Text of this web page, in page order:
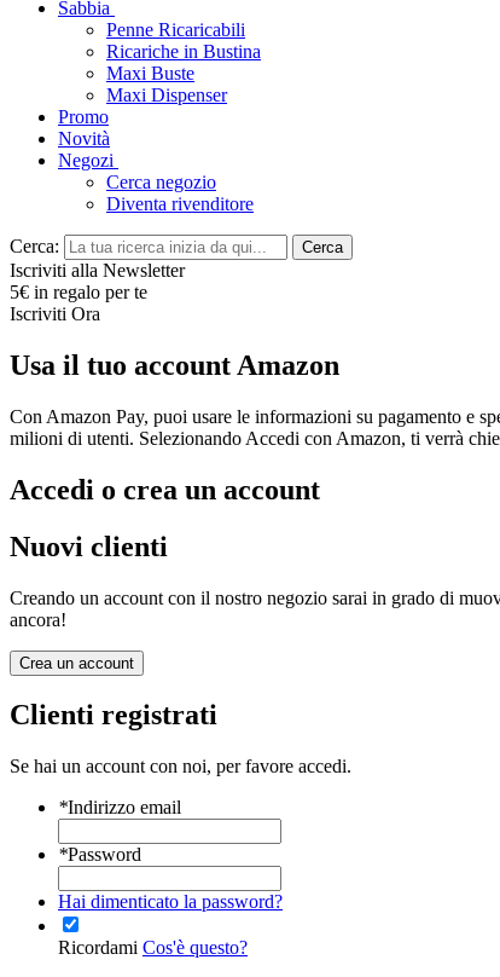
Sabbia
Penne Ricaricabili
Ricariche in Bustina
Maxi Buste
Maxi Dispenser
Promo
Novità
Negozi
Cerca negozio
Diventa rivenditore
Cerca: Cerca
Iscriviti alla Newsletter
5€ in regalo per te
Iscriviti Ora
Usa il tuo account Amazon
Con Amazon Pay, puoi usare le informazioni su pagamento e
milioni di utenti. Selezionando Accedi con Amazon, ti verrà
Accedi o crea un account
Nuovi clienti
Creando un account con il nostro negozio sarai in grado di
ancora!
Crea un account
Clienti registrati
Se hai un account con noi, per favore accedi.
*Indirizzo email
*Password
Hai dimenticato la password?
Ricordami Cos'è questo?